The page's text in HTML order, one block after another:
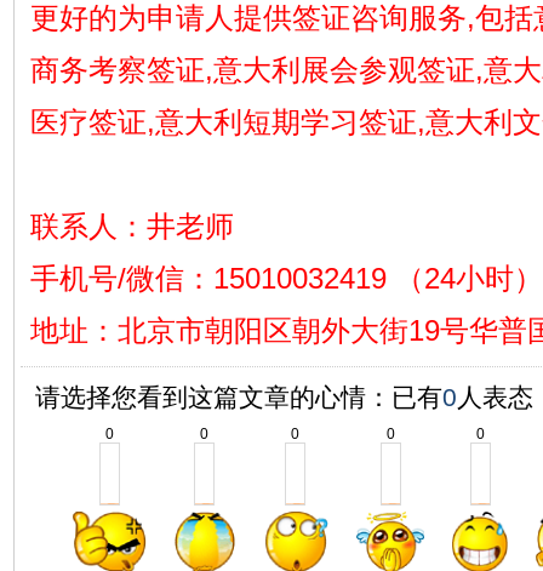
更好的为申请人提供签证咨询服务,包
商务考察签证,意大利展会参观签证,意
医疗签证,意大利短期学习签证,意大利
联系人：井老师
手机号/微信：15010032419 （24小时）
地址 ： 北京市朝阳区朝外大街19号华普
请选择您看到这篇文章的心情：已有0 人表态
0 0 0 0 0